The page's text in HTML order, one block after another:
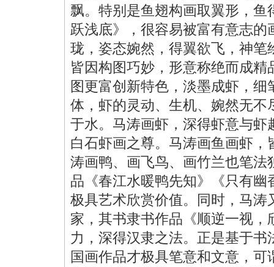
飘。特别是鱼翅构画取翼形，鱼
跃浅底》，很容易被富有意志的
珑，姿态婉然，得翼欲飞，神笔
皆因构图巧妙，形意称绝而成精
图更富创新特色，淡墨成虾，细
体，虾的灵动、生机、婉然无不
于水。马涛画虾，深得虾意与虾
白石虾画之尊。马涛画鱼画虾，
涛画鸭、画飞鸟、画竹兰也笔法
品《春江水暖鸭先知》《只有幽
极具艺术欣赏价值。同时，马涛
家，其书隶书作品《顺逆一视，
力，深得汉隶之法。正是基于书
国画作品才极具笔意和文意，可